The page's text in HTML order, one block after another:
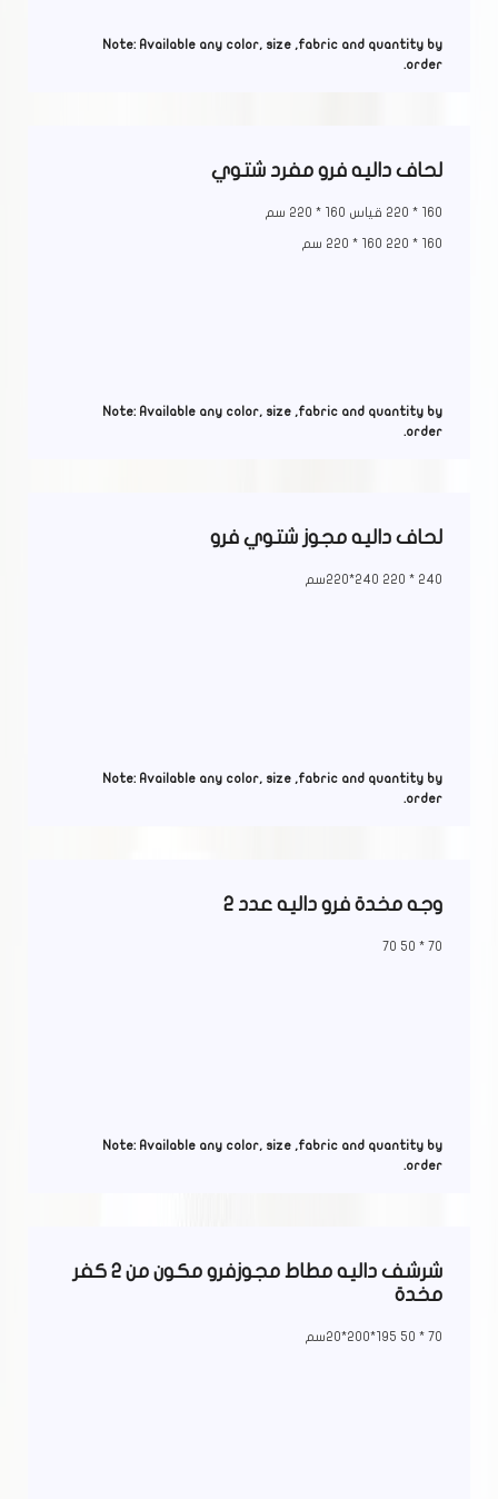
Note: Available any color, size ,fabric and quantity by
order.
لحاف داليه فرو مفرد شتوي
160 * 220 قياس 160 * 220 سم
160 * 220 160 * 220 سم
Note: Available any color, size ,fabric and quantity by
order.
لحاف داليه مجوز شتوي فرو
240 * 220 240*220سم
Note: Available any color, size ,fabric and quantity by
order.
وجه مخدة فرو داليه عدد 2
70 * 50 70
Note: Available any color, size ,fabric and quantity by
order.
شرشف داليه مطاط مجوزفرو مكون من 2 كفر
مخدة
70 * 50 195*200*20سم